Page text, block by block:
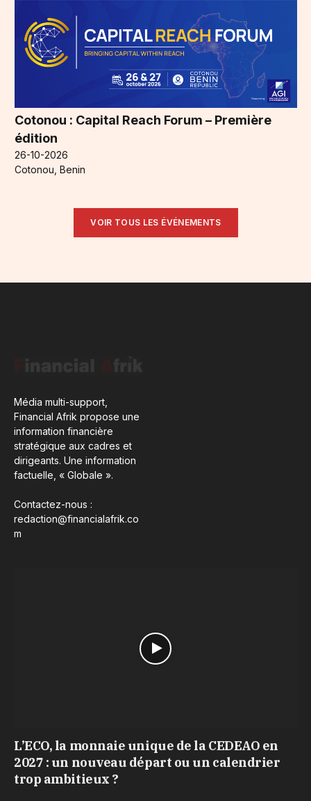
Cotonou : Capital Reach Forum – Première
édition
26-10-2026
Cotonou, Benin
VOIR TOUS LES ÉVÉNEMENTS
Média multi-support,
Financial Afrik propose une
information financière
stratégique aux cadres et
dirigeants. Une information
factuelle, « Globale ».
Contactez-nous :
redaction@financialafrik.co
m
L’ECO, la monnaie unique de la CEDEAO en
2027 : un nouveau départ ou un calendrier
trop ambitieux ?